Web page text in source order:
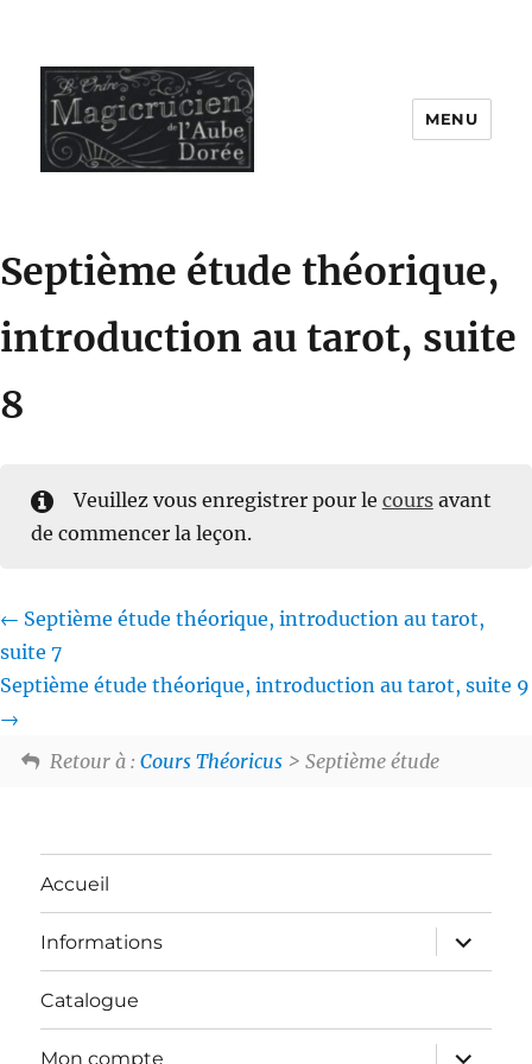
MENU
Septième étude théorique,
introduction au tarot, suite
8
Veuillez vous enregistrer pour le coursavant
de commencer la leçon.
Septième étude théorique, introduction au tarot,
suite 7
Septième étude théorique, introduction au tarot, suite 9
Retour à : Cours Théoricus> Septième étude
Accueil
Informations
ouvrir
le
sous-
Catalogue
Mon compte
ouvrir